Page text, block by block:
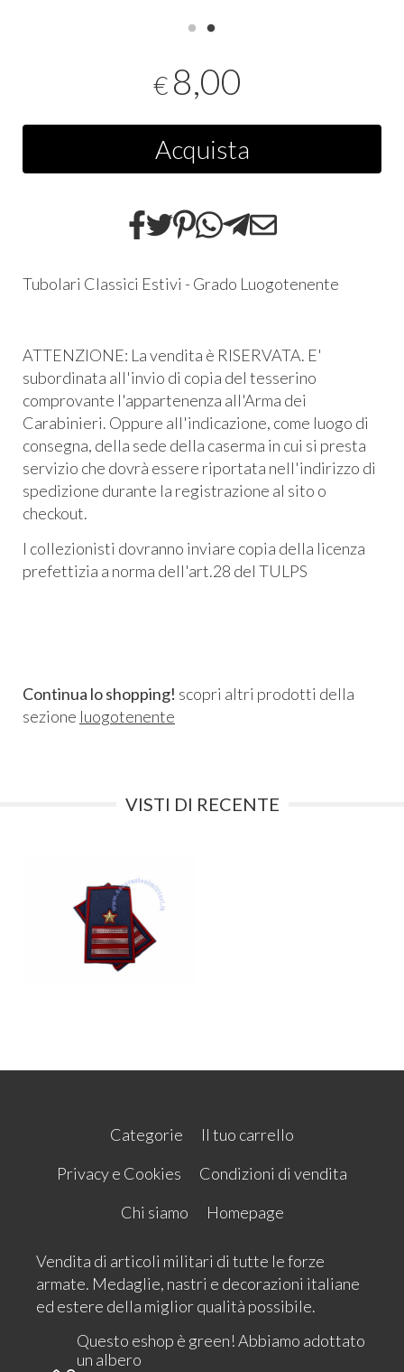
€ 8,00
Acquista
Tubolari Classici Estivi - Grado Luogotenente
ATTENZIONE: La vendita è RISERVATA. E'
subordinata all'invio di copia del tesserino
comprovante l'appartenenza all'Arma dei
Carabinieri. Oppure all'indicazione, come luogo di
consegna, della sede della caserma in cui si presta
servizio che dovrà essere riportata nell'indirizzo di
spedizione durante la registrazione al sito o
checkout.
I collezionisti dovranno inviare copia della licenza
prefettizia a norma dell'art.28 del TULPS
Continua lo shopping! scopri altri prodotti della
sezione luogotenente
VISTI DI RECENTE
Categorie
Il tuo carrello
Privacy e Cookies
Condizioni di vendita
Chi siamo
Homepage
Vendita di articoli militari di tutte le forze
armate. Medaglie, nastri e decorazioni italiane
ed estere della miglior qualità possibile.
Questo eshop è green! Abbiamo adottato
un albero